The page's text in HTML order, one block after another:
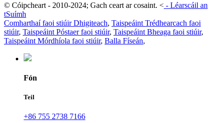
© Cóipcheart - 2010-2024; Gach ceart ar cosaint. < - Léarscáil an
tSuímh
Comharthaí faoi stiúir Dhigiteach, Taispeáint Trédhearcach faoi
stiúir, Taispeáint Póstaer faoi stiúir, Taispeáint Bheaga faoi stiúir,
Taispeáint Mórdhíola faoi stiúir, Balla Físeán,
Fón
Teil
+86 755 2738 7166